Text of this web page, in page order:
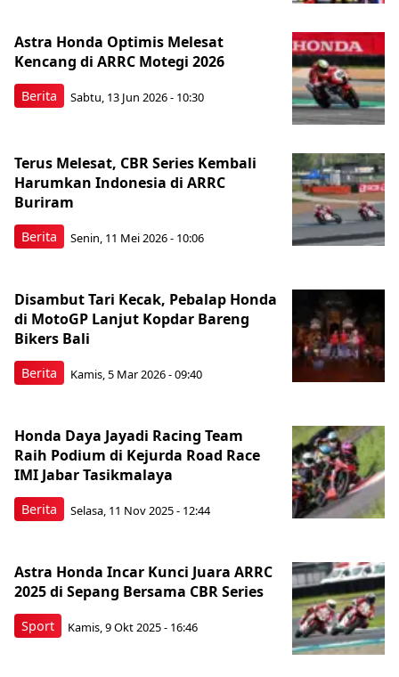
Berita
Astra Honda Optimis Melesat
Kencang di ARRC Motegi 2026
Sabtu, 13 Jun 2026 - 10:30
Berita
Terus Melesat, CBR Series Kembali
Harumkan Indonesia di ARRC
Buriram
Senin, 11 Mei 2026 - 10:06
Berita
Disambut Tari Kecak, Pebalap Honda
di MotoGP Lanjut Kopdar Bareng
Bikers Bali
Kamis, 5 Mar 2026 - 09:40
Berita
Honda Daya Jayadi Racing Team
Raih Podium di Kejurda Road Race
IMI Jabar Tasikmalaya
Selasa, 11 Nov 2025 - 12:44
Sport
Astra Honda Incar Kunci Juara ARRC
2025 di Sepang Bersama CBR Series
Kamis, 9 Okt 2025 - 16:46